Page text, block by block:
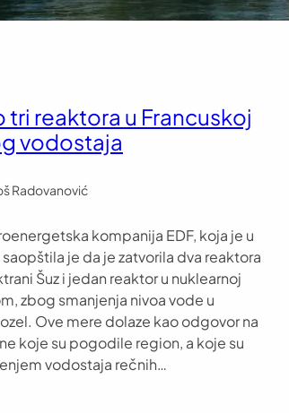
tri reaktora u Francuskoj
vodostaja
Radovanović
kompanija EDF, koja je u
je da je zatvorila dva reaktora
Šuz i jedan reaktor u nuklearnoj
zbog smanjenja nivoa vode u
Ove mere dolaze kao odgovor na
koje su pogodile region, a koje su
vodostaja rečnih…